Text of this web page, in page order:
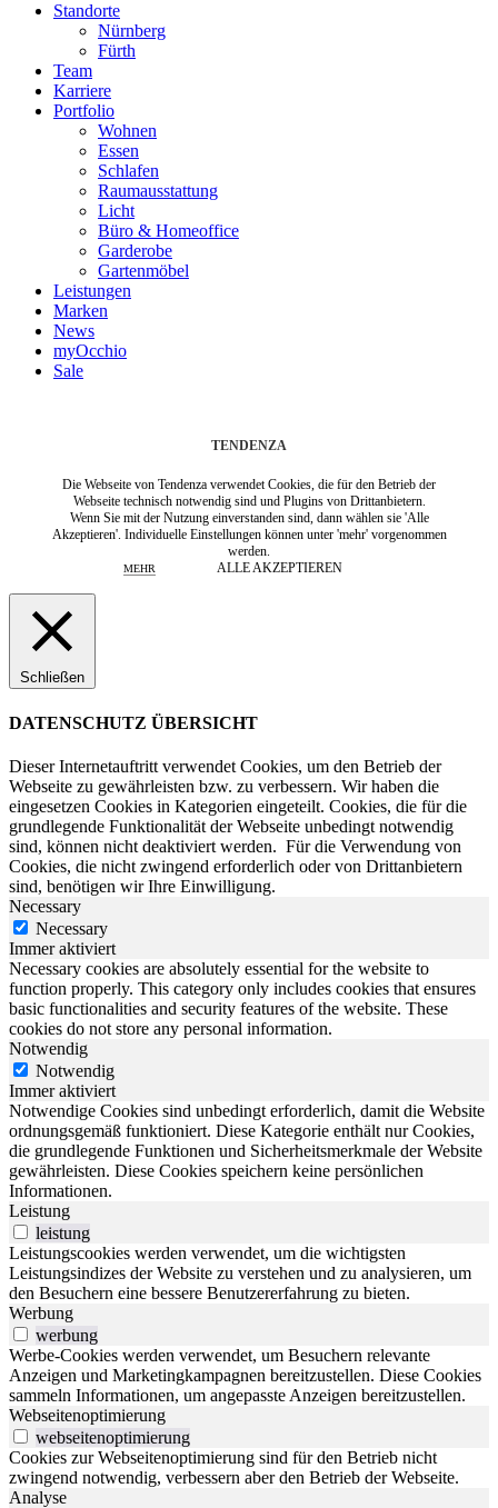
Standorte
Nürnberg
Fürth
Team
Karriere
Portfolio
Wohnen
Essen
Schlafen
Raumausstattung
Licht
Büro & Homeoffice
Garderobe
Gartenmöbel
Leistungen
Marken
News
myOcchio
Sale
TENDENZA
Die Webseite von Tendenza verwendet Cookies, die für den Betrieb der
Webseite technisch notwendig sind und Plugins von Drittanbietern.
Wenn Sie mit der Nutzung einverstanden sind, dann wählen sie 'Alle
Akzeptieren'. Individuelle Einstellungen können unter 'mehr' vorgenommen
werden.
MEHR ALLE AKZEPTIEREN
Schließen
DATENSCHUTZ ÜBERSICHT
Dieser Internetauftritt verwendet Cookies, um den Betrieb der
Webseite zu gewährleisten bzw. zu verbessern. Wir haben die
eingesetzen Cookies in Kategorien eingeteilt. Cookies, die für die
grundlegende Funktionalität der Webseite unbedingt notwendig
sind, können nicht deaktiviert werden. Für die Verwendung von
Cookies, die nicht zwingend erforderlich oder von Drittanbietern
sind, benötigen wir Ihre Einwilligung.
Necessary
Necessary
Immer aktiviert
Necessary cookies are absolutely essential for the website to
function properly. This category only includes cookies that ensures
basic functionalities and security features of the website. These
cookies do not store any personal information.
Notwendig
Notwendig
Immer aktiviert
Notwendige Cookies sind unbedingt erforderlich, damit die Website
ordnungsgemäß funktioniert. Diese Kategorie enthält nur Cookies,
die grundlegende Funktionen und Sicherheitsmerkmale der Website
gewährleisten. Diese Cookies speichern keine persönlichen
Informationen.
Leistung
leistung
Leistungscookies werden verwendet, um die wichtigsten
Leistungsindizes der Website zu verstehen und zu analysieren, um
den Besuchern eine bessere Benutzererfahrung zu bieten.
Werbung
werbung
Werbe-Cookies werden verwendet, um Besuchern relevante
Anzeigen und Marketingkampagnen bereitzustellen. Diese Cookies
sammeln Informationen, um angepasste Anzeigen bereitzustellen.
Webseitenoptimierung
webseitenoptimierung
Cookies zur Webseitenoptimierung sind für den Betrieb nicht
zwingend notwendig, verbessern aber den Betrieb der Webseite.
Analyse